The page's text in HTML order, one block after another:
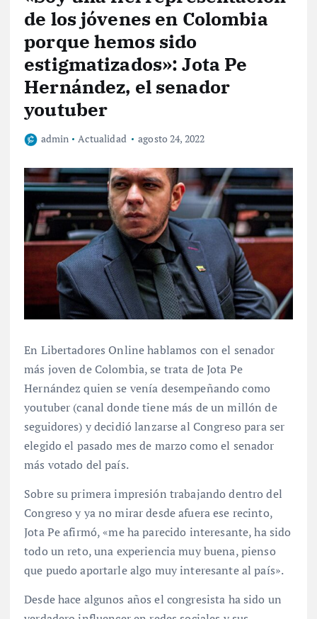
de los jóvenes en Colombia
porque hemos sido
estigmatizados»: Jota Pe
Hernández, el senador
youtuber
admin Actualidad agosto 24, 2022
En Libertadores Online hablamos con el senador
más joven de Colombia, se trata de Jota Pe
Hernández quien se venía desempeñando como
youtuber (canal donde tiene más de un millón de
seguidores) y decidió lanzarse al Congreso para ser
elegido el pasado mes de marzo como el senador
más votado del país.
Sobre su primera impresión trabajando dentro del
Congreso y ya no mirar desde afuera ese recinto,
Jota Pe afirmó, «me ha parecido interesante, ha sido
todo un reto, una experiencia muy buena, pienso
que puedo aportarle algo muy interesante al país».
Desde hace algunos años el congresista ha sido un